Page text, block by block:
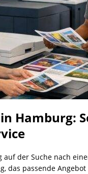
Hamburg:
auf der Suche nach
das passende